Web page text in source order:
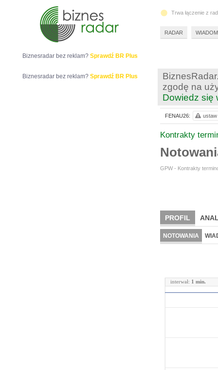
zgodę na
Dowiedz się
Kontrakty
GPW - Kontrakty
PROFIL
NOTOWANIA
interwał: 1 min.
FENAU26: ustaw
Biznesradar bez reklam? Sprawdź BR Plus
Biznesradar bez reklam? Sprawdź BR Plus
Trwa łączenie z
RADAR